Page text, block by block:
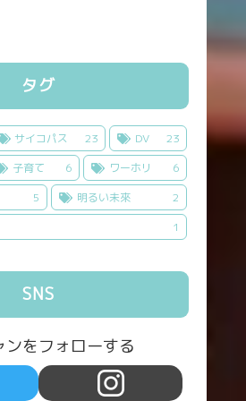
タグ
サイコパス 23 DV
23
子育て 6 ワーホリ
6
5 明るい未來
2
1
SNS
ンをフォローする